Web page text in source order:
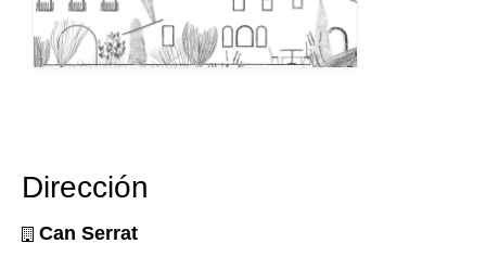
Dirección
Can Serrat